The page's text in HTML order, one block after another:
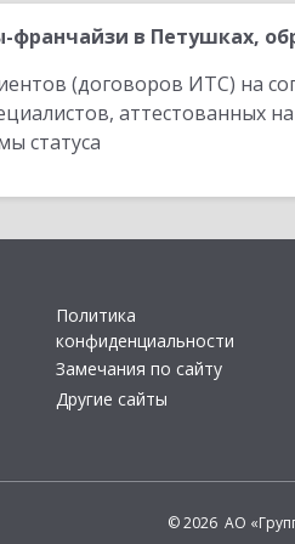
в Петушках,
(договоров ИТС) на
аттестованных
статуса
Политика
конфиденциальности
Замечания по сайту
Другие сайты
© 2026 АО